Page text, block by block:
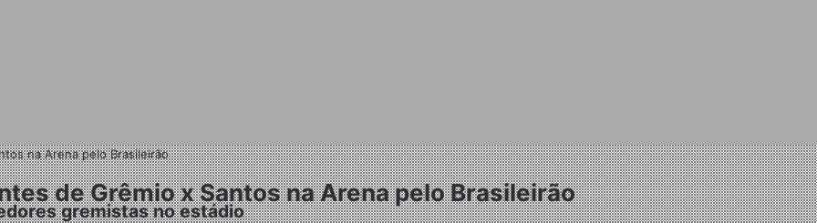
na Arena pelo Brasileirão
de Grêmio x Santos na Arena pelo Brasileirão
gremistas no estádio